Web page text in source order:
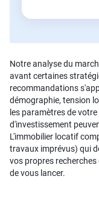
Notre analyse du
avant certaines
recommandations
démographie, tension
les paramètres de
d'investissement
L'immobilier locatif
travaux imprévus) qui
vos propres
de vous lancer.